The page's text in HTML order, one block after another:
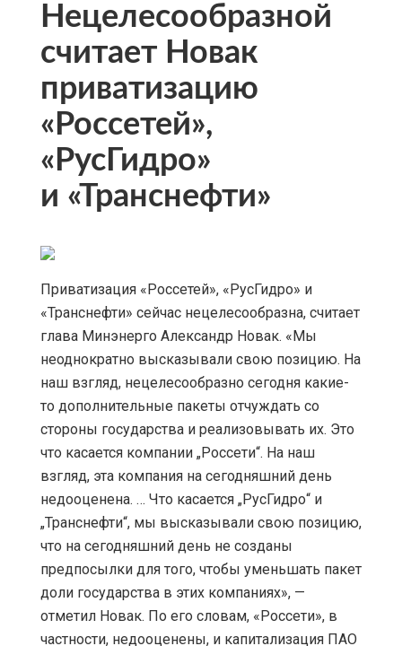
Нецелесообразной
считает Новак
приватизацию
«Россетей»,
«РусГидро»
и «Транснефти»
Приватизация «Россетей», «РусГидро» и
«Транснефти» сейчас нецелесообразна, считает
глава Минэнерго Александр Новак. «Мы
неоднократно высказывали свою позицию. На
наш взгляд, нецелесообразно сегодня какие-
то дополнительные пакеты отчуждать со
стороны государства и реализовывать их. Это
что касается компании „Россети“. На наш
взгляд, эта компания на сегодняшний день
недооценена. … Что касается „РусГидро“ и
„Транснефти“, мы высказывали свою позицию,
что на сегодняшний день не созданы
предпосылки для того, чтобы уменьшать пакет
доли государства в этих компаниях», —
отметил Новак. По его словам, «Россети», в
частности, недооценены, и капитализация ПАО